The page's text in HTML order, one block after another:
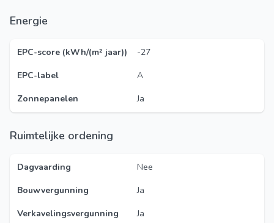
Energie
EPC-score (kWh/(m² jaar))
-27
EPC-label
A
Zonnepanelen
Ja
Ruimtelijke ordening
Dagvaarding
Nee
Bouwvergunning
Ja
Verkavelingsvergunning
Ja